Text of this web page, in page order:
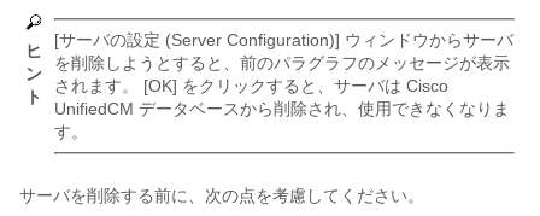
ヒ
ン
ト
[サーバの設定 (Server Configuration)] ウィンドウからサーバ
を削除しようとすると、前のパラグラフのメッセージが表示
されます。 [OK] をクリックすると、サーバは Cisco
UnifiedCM データベースから削除され、使用できなくなりま
す。
サーバを削除する前に、次の点を考慮してください。